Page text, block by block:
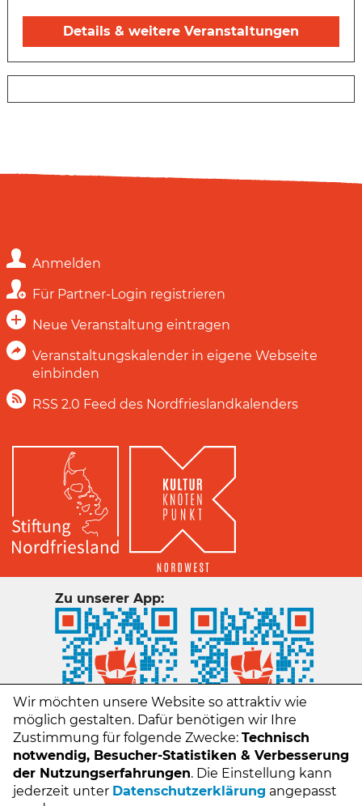
Details & weitere Veranstaltungen
Anmelden
Für Partner-Login registrieren
Neue Veranstaltung eintragen
Veranstaltungskalender in eigene Webseite
einbinden
RSS 2.0 Feed des Nordfrieslandkalenders
Zu unserer App:
Wir möchten unsere Website so attraktiv wie
möglich gestalten. Dafür benötigen wir Ihre
Zustimmung für folgende Zwecke: Technisch
notwendig, Besucher-Statistiken & Verbesserung
der Nutzungserfahrungen. Die Einstellung kann
jederzeit unter Datenschutzerklärung angepasst